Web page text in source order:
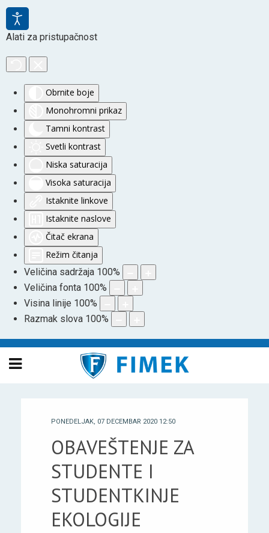
Alati za pristupačnost
Obrnite boje
Monohromni prikaz
Tamni kontrast
Svetli kontrast
Niska saturacija
Visoka saturacija
Istaknite linkove
Istaknite naslove
Čitač ekrana
Režim čitanja
Veličina sadržaja 100%
Veličina fonta 100%
Visina linije 100%
Razmak slova 100%
PONEDELJAK, 07 DECEMBAR 2020 12:50
OBAVEŠTENJE ZA
STUDENTE I
STUDENTKINJE
EKOLOGIJE